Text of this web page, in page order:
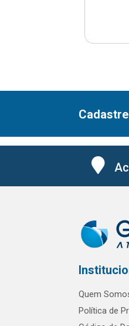
Quem
Política de